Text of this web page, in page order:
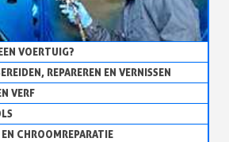
VOERTUIG?
REPAREREN EN VERNISSEN
VERF
CHROOMREPARATIE